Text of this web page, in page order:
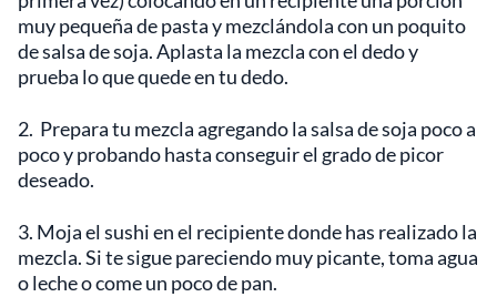
muy pequeña de pasta y mezclándola con un poquito
de salsa de soja. Aplasta la mezcla con el dedo y
prueba lo que quede en tu dedo.
2. Prepara tu mezcla agregando la salsa de soja poco a
poco y probando hasta conseguir el grado de picor
deseado.
3. Moja el sushi en el recipiente donde has realizado la
mezcla. Si te sigue pareciendo muy picante, toma agua
o leche o come un poco de pan.